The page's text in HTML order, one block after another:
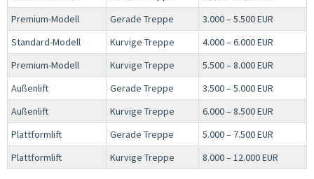
Premium-Modell
Gerade Treppe
3.000 – 5.500 EUR
Standard-Modell
Kurvige Treppe
4.000 – 6.000 EUR
Premium-Modell
Kurvige Treppe
5.500 – 8.000 EUR
Außenlift
Gerade Treppe
3.500 – 5.000 EUR
Außenlift
Kurvige Treppe
6.000 – 8.500 EUR
Plattformlift
Gerade Treppe
5.000 – 7.500 EUR
Plattformlift
Kurvige Treppe 8.000 – 12.000 EUR